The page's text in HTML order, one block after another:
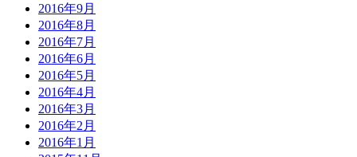
2016年9月
2016年8月
2016年7月
2016年6月
2016年5月
2016年4月
2016年3月
2016年2月
2016年1月